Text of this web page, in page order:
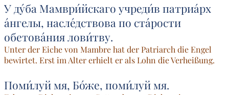
У ду́ба Мамври́йскаго учреди́в патриа́рх
а́нгелы, насле́дствова по ста́рости
обетова́ния лови́тву.
Unter der Eiche von Mambre hat der Patriarch die Engel
bewirtet. Erst im Alter erhielt er als Lohn die Verheißung.
Поми́луй мя, Бо́же, поми́луй мя.